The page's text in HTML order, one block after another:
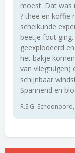
moest. Dat was
? thee en koffie
scheikunde
beetje fout
geexplodeerd
het bakje
van vliegtuigen)
schijnbaar
Spannend en
R.S.G.